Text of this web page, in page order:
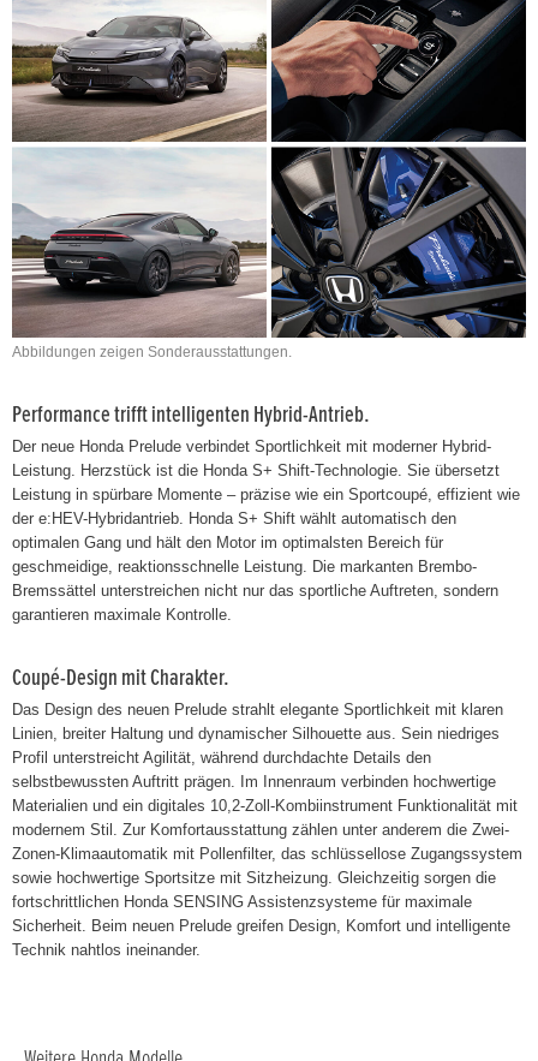
Abbildungen zeigen Sonderausstattungen.
Performance trifft intelligenten Hybrid-Antrieb.
Der neue Honda Prelude verbindet Sportlichkeit mit moderner Hybrid-
Leistung. Herzstück ist die Honda S+ Shift-Technologie. Sie übersetzt
Leistung in spürbare Momente – präzise wie ein Sportcoupé, effizient wie
der e:HEV-Hybridantrieb. Honda S+ Shift wählt automatisch den
optimalen Gang und hält den Motor im optimalsten Bereich für
geschmeidige, reaktionsschnelle Leistung. Die markanten Brembo-
Bremssättel unterstreichen nicht nur das sportliche Auftreten, sondern
garantieren maximale Kontrolle.
Coupé-Design mit Charakter.
Das Design des neuen Prelude strahlt elegante Sportlichkeit mit klaren
Linien, breiter Haltung und dynamischer Silhouette aus. Sein niedriges
Profil unterstreicht Agilität, während durchdachte Details den
selbstbewussten Auftritt prägen. Im Innenraum verbinden hochwertige
Materialien und ein digitales 10,2-Zoll-Kombiinstrument Funktionalität mit
modernem Stil. Zur Komfortausstattung zählen unter anderem die Zwei-
Zonen-Klimaautomatik mit Pollenfilter, das schlüssellose Zugangssystem
sowie hochwertige Sportsitze mit Sitzheizung. Gleichzeitig sorgen die
fortschrittlichen Honda SENSING Assistenzsysteme für maximale
Sicherheit. Beim neuen Prelude greifen Design, Komfort und intelligente
Technik nahtlos ineinander.